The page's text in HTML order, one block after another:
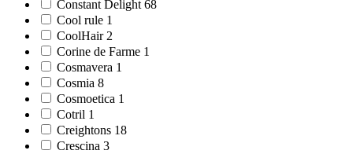
Constant Delight 68
Cool rule 1
CoolHair 2
Corine de Farme 1
Cosmavera 1
Cosmia 8
Cosmoetica 1
Cotril 1
Creightons 18
Crescina 3